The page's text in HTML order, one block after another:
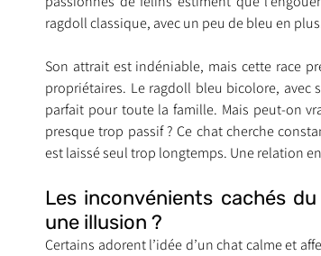
ragdoll classique, avec un peu de bleu en
Son attrait est indéniable, mais cette race
propriétaires. Le ragdoll bleu bicolore,
parfait pour toute la famille. Mais peut-on
presque trop passif ? Ce chat cherche
est laissé seul trop longtemps. Une relation
Les inconvénients cachés
une illusion ?
Certains adorent l’idée d’un chat calme et